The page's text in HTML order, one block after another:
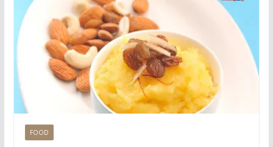
FOOD